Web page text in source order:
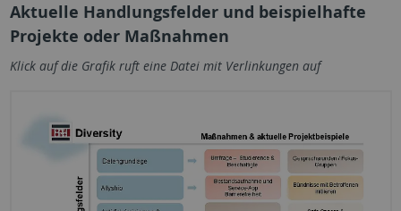
Aktuelle Handlungsfelder und beispielhafte
Projekte oder Maßnahmen
Klick auf die Grafik ruft eine Datei mit Verlinkungen auf